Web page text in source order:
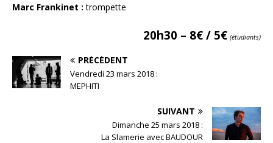
Marc Frankinet : trompette
20h30 – 8€ / 5€ (étudiants)
PRÉCÉDENT
Vendredi 23 mars 2018 :
MEPHITI
SUIVANT
Dimanche 25 mars 2018 :
La Slamerie avec BAUDOUR